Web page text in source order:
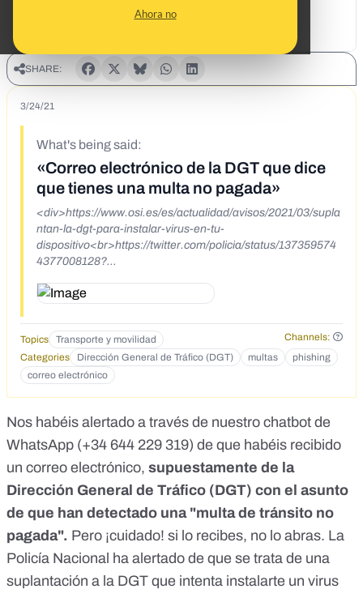
Ahora no
SHARE:
3/24/21
What's being said:
«Correo electrónico de la DGT que dice
que tienes una multa no pagada»
<div>https://www.osi.es/es/actualidad/avisos/2021/03/supla
ntan-la-dgt-para-instalar-virus-en-tu-
dispositivo<br>https://twitter.com/policia/status/137359574
4377008128?
erm%5E1373595744377008128%7Ctwgr%5E%7Ctwcon%
itobulo%2F20210322%2Fdgt-multa-de-transito-no-
pagada%2F</div>
Topics Transporte y movilidad
Channels:
Categories
Dirección General de Tráfico (DGT) multas
phishing
correo electrónico
Nos habéis alertado a través de nuestro chatbot de
WhatsApp (+34 644 229 319) de que habéis recibido
un correo electrónico, supuestamente de la
Dirección General de Tráfico (DGT) con el asunto
de que han detectado una "multa de tránsito no
pagada". Pero ¡cuidado! si lo recibes, no lo abras. La
Policía Nacional ha alertado de que se trata de una
suplantación a la DGT que intenta instalarte un virus